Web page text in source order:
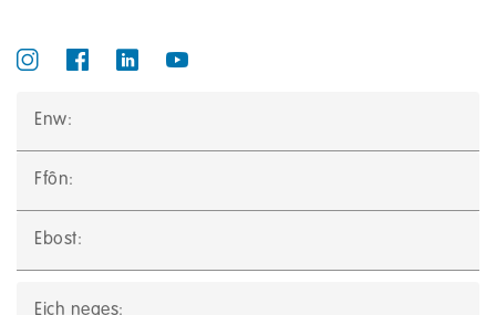
Newyddion
Digwyddiadau
Podlediadau
Cysylltu
Enw:
Ffôn:
Ebost: